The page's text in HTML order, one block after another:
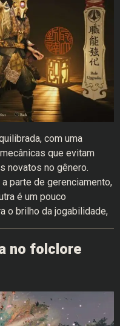
com uma
que evitam
novatos no gênero.
parte de gerenciamento,
é um pouco
o brilho da jogabilidade,
no folclore